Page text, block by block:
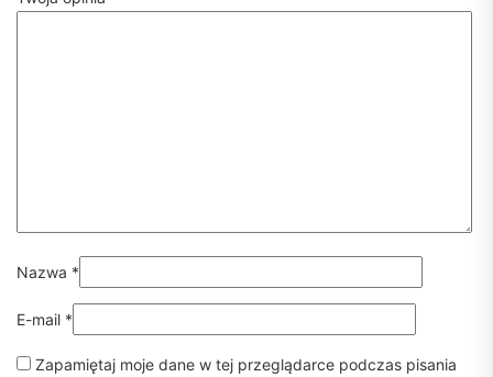
Nazwa *
E-mail *
Zapamiętaj moje dane w tej przeglądarce podczas pisania